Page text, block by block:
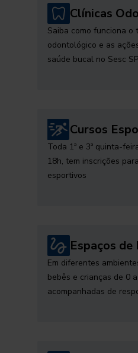
Clínicas
Saiba como funciona o
odontológico e as
saúde bucal no Sesc SP
Cursos
Toda 1ª e 3ª quinta-
18h, tem inscrições
esportivos
Espaços de
Em diferentes
bebês e crianças de 0
acompanhadas de